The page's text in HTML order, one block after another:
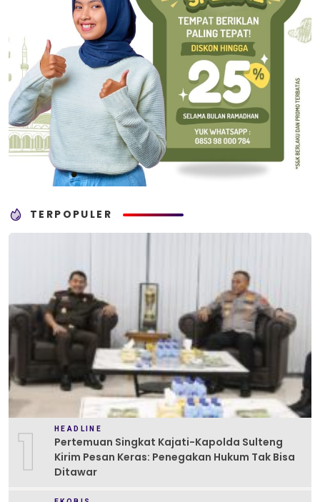
TERPOPULER
1 HEADLINE
Pertemuan Singkat Kajati-Kapolda Sulteng
Kirim Pesan Keras: Penegakan Hukum Tak Bisa
Ditawar